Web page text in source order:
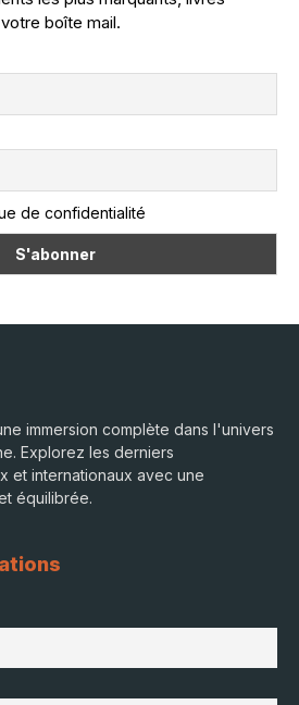
boîte mail.
de confidentialité
immersion complète dans l'univers
Explorez les derniers
et internationaux avec une
équilibrée.